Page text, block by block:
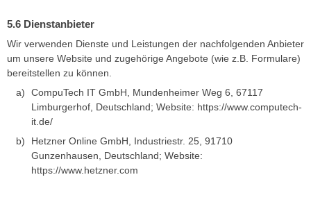
Dienstanbieter
Wir verwenden Dienste und Leistungen der nachfolgenden Anbieter
um unsere Website und zugehörige Angebote (wie z.B. Formulare)
bereitstellen zu können.
CompuTech IT GmbH, Mundenheimer Weg 6, 67117
Limburgerhof, Deutschland; Website: https://www.computech-
it.de/
Hetzner Online GmbH, Industriestr. 25, 91710
Gunzenhausen, Deutschland; Website:
https://www.hetzner.com